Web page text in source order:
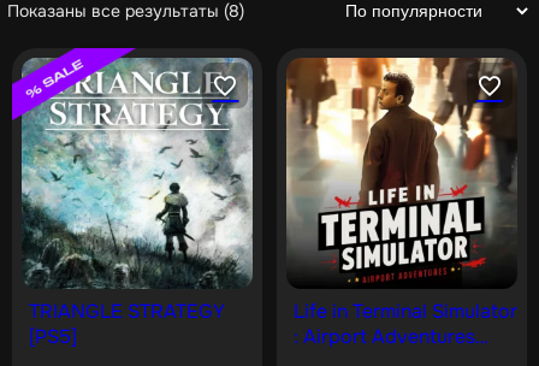
Показаны все результаты (8)
TRIANGLE STRATEGY
[PS5]
Life in Terminal Simulator
: Airport Adventures